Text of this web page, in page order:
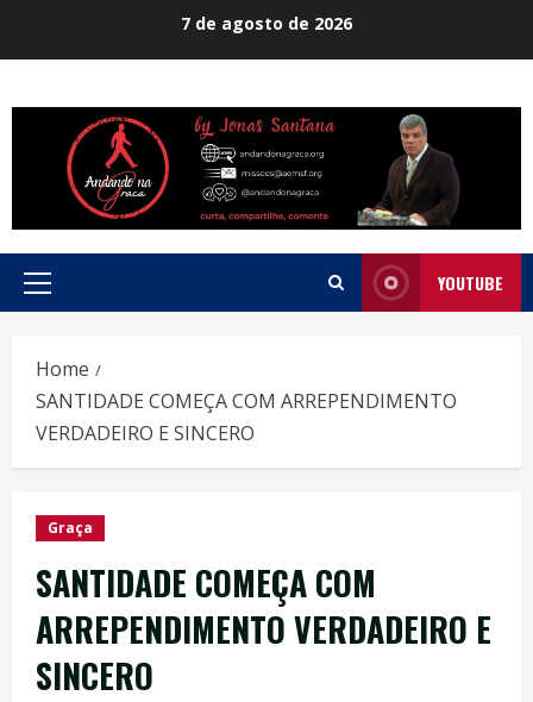
7 de agosto de 2026
Primary
YOUTUBE
Home
SANTIDADE COMEÇA COM ARREPENDIMENTO
VERDADEIRO E SINCERO
Graça
SANTIDADE COMEÇA COM
ARREPENDIMENTO VERDADEIRO E
SINCERO